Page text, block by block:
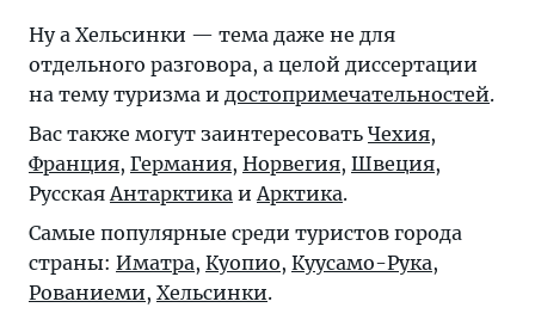
Ну а Хельсинки — тема даже не для
отдельного разговора, а целой диссертации
на тему туризма и достопримечательностей.
Вас также могут заинтересовать Чехия,
Франция, Германия, Норвегия, Швеция,
РусскаяАнтарктика иАрктика.
Самые популярные среди туристов города
страны: Иматра, Куопио, Куусамо-Рука,
Рованиеми, Хельсинки.